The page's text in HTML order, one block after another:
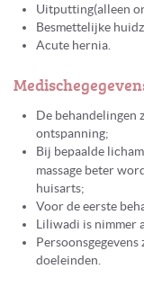
Uitputting(alleen
Besmettelijke
Acute hernia.
Medische
De behandelingen
ontspanning;
Bij bepaalde
massage beter
huisarts;
Voor de eerste
Liliwadi is nimmer
doeleinden.